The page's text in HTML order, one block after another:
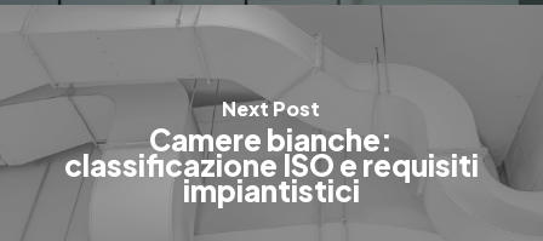
Next Post
Camere bianche:
classificazione ISO e requisiti
impiantistici